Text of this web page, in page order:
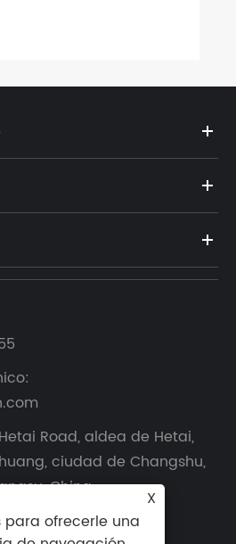
Hetai Road, aldea de Hetai,
ciudad de Changshu,
China
X
para ofrecerle una